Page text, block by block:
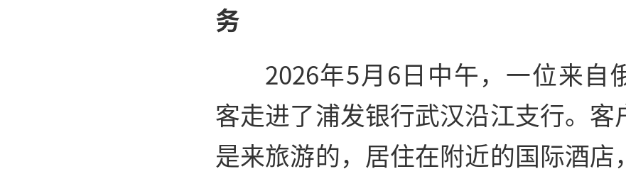
务
2026年5月6日中午，一位来自
客走进了浦发银行武汉沿江支行。客
是来旅游的，居住在附近的国际酒店